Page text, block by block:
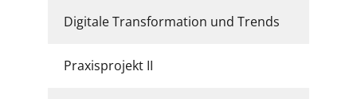
Digitale Transformation und Trends
Praxisprojekt II